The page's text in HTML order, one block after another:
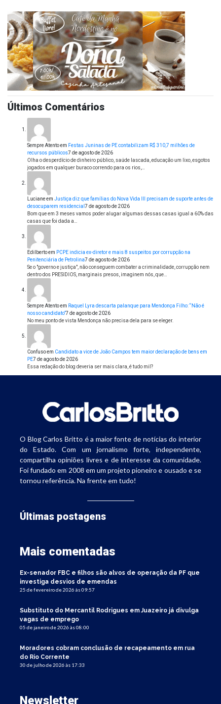
Últimos Comentários
Sempre Atentoem Festas Juninas de PE contabilizam R$ 310,7 milhões de
recursos públicos7 de agosto de 2026
Olha o desperdício de dinheiro público, saúde lascada, educação um lixo, esgotos
jogados em qualquer buraco correndo para os rios,…
Lucianeem Justiça diz que famílias do Nova Vida III precisam de suporte antes de
desocuparem residencial 7 de agosto de 2026
Bom que em 3 meses vamos poder alugar algumas dessas casas igual a 60% das
casas que foi dada a…
Edilbertoem PCPE indicia ex-diretor e mais 8 suspeitos por corrupção na
Penitenciária de Petrolina7 de agosto de 2026
Se o "governo e justiça", não conseguem combater a criminalidade, corrupção nem
dentro dos PRESIDIOS, marginais presos, imaginem nós, que…
Sempre Atentoem Raquel Lyra descarta palanque para Mendonça Filho: “Não é
nosso candidato”7 de agosto de 2026
No meu ponto de vista Mendonça não precisa dela para se eleger.
Confusoem Candidato a vice de João Campos tem maior declaração de bens em
PE7 de agosto de 2026
Essa redação do blog deveria ser mais clara, é tudo mil?
O Blog Carlos Britto é a maior fonte de notícias do interior
do Estado. Com um jornalismo forte, independente,
compartilha opiniões livres e de interesse da comunidade.
Foi fundado em 2008 em um projeto pioneiro e ousado e se
tornou referência. Na frente em tudo!
Últimas postagens
Mais comentadas
Ex-senador FBC e filhos são alvos de operação da PF que
investiga desvios de emendas
25 de fevereiro de 2026 às 09:57
Substituto do Mercantil Rodrigues em Juazeiro já divulga
vagas de emprego
05 de janeiro de 2026 às 08:00
Moradores cobram conclusão de recapeamento em rua
do Rio Corrente
30 de julho de 2026 às 17:33
Newsletter